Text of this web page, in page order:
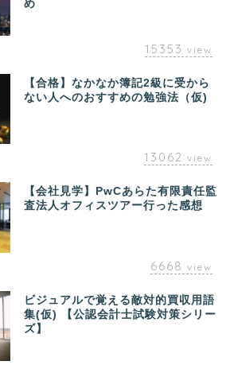
め
15353 view
【合格】なかなか簿記2級に受から
ない人へのおすすめの勉強法（仮)
13062 view
【会社見学】PwCあらた有限責任監
査法人オフィスツアー行った感想
6668 view
ビジュアルで覚える敵対的買収用語
集(仮) 【公認会計士試験対策シリー
ズ】